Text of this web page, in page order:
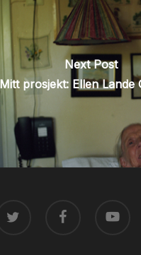
Next Post
Mitt prosjekt: Ellen Lande
FACEBOOK